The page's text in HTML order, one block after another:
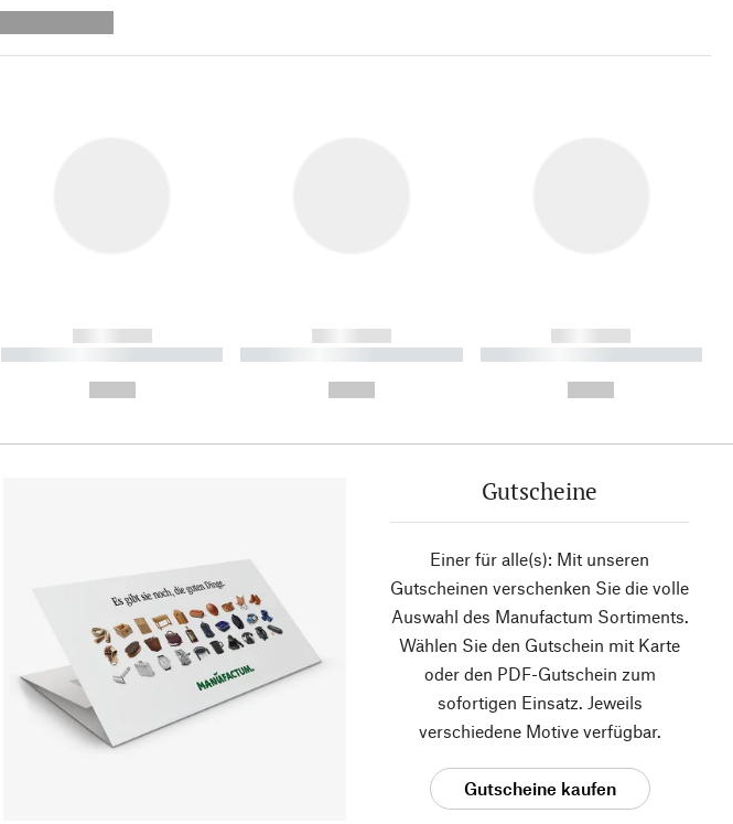
------------
----------- ----------- ----------
------------
----------- ----------- ----------
------------
----------- ----------- ----------
Gutscheine
Einer für alle(s): Mit unseren
Gutscheinen verschenken Sie die volle
Auswahl des Manufactum Sortiments.
Wählen Sie den Gutschein mit Karte
oder den PDF-Gutschein zum
sofortigen Einsatz. Jeweils
verschiedene Motive verfügbar.
Gutscheine kaufen